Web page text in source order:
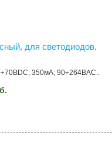
для светодиодов,
350мА; 90÷264ВAC..